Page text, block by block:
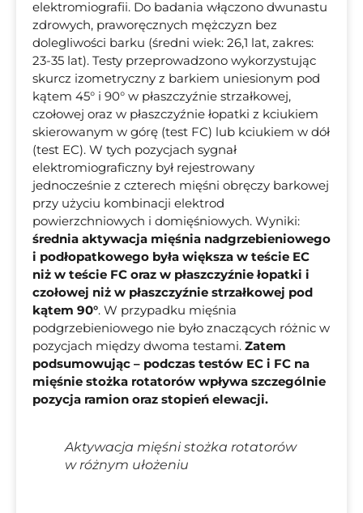
elektromiografii. Do badania włączono dwunastu
zdrowych, praworęcznych mężczyzn bez
dolegliwości barku (średni wiek: 26,1 lat, zakres:
23-35 lat). Testy przeprowadzono wykorzystując
skurcz izometryczny z barkiem uniesionym pod
kątem 45° i 90° w płaszczyźnie strzałkowej,
czołowej oraz w płaszczyźnie łopatki z kciukiem
skierowanym w górę (test FC) lub kciukiem w dół
(test EC). W tych pozycjach sygnał
elektromiograficzny był rejestrowany
jednocześnie z czterech mięśni obręczy barkowej
przy użyciu kombinacji elektrod
powierzchniowych i domięśniowych. Wyniki:
średnia aktywacja mięśnia nadgrzebieniowego
i podłopatkowego była większa w teście EC
niż w teście FC oraz w płaszczyźnie łopatki i
czołowej niż w płaszczyźnie strzałkowej pod
kątem 90°. W przypadku mięśnia
podgrzebieniowego nie było znaczących różnic w
pozycjach między dwoma testami. Zatem
podsumowując – podczas testów EC i FC na
mięśnie stożka rotatorów wpływa szczególnie
pozycja ramion oraz stopień elewacji.
Aktywacja mięśni stożka rotatorów
w różnym ułożeniu